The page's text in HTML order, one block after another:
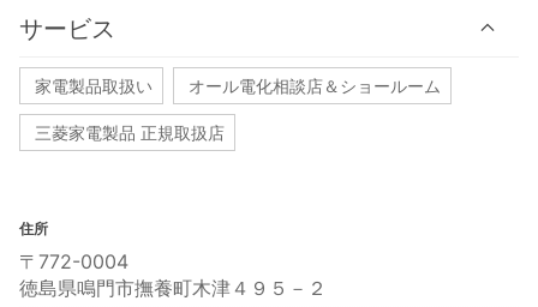
サービス
家電製品取扱い オール電化相談店＆ショールーム
三菱家電製品 正規取扱店
住所
〒772-0004
徳島県鳴門市撫養町木津４９５－２